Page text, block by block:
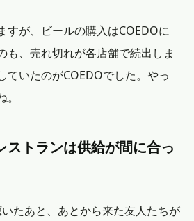
すが、ビールの購入はCOEDOに
も、売れ切れが各店舗で続出しま
ていたのがCOEDOでした。やっ
たあと、あとから来た友人たちが